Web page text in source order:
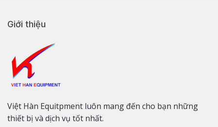
Giới thiệu
Việt Hàn Equitpment luôn mang đến cho bạn những
thiết bị và dịch vụ tốt nhất.